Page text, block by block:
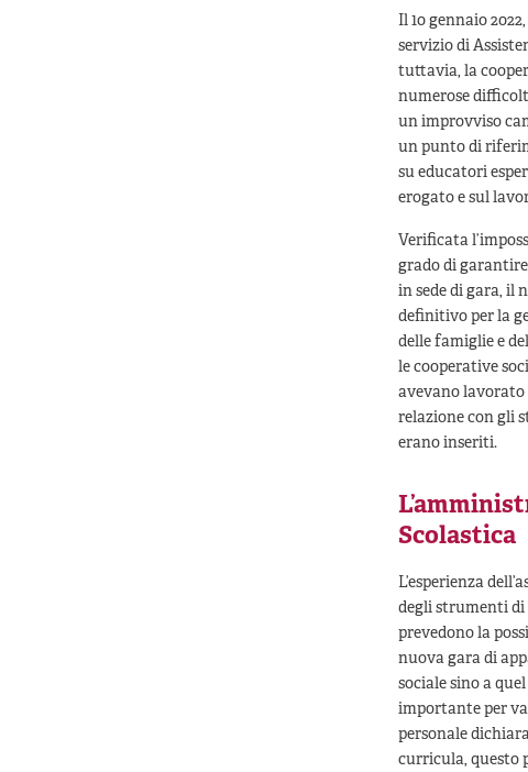
Il 10 gennaio
servizio di
tuttavia, la
numerose
un improvviso
un punto di
su educatori
erogato e sul
Verificata
grado di
in sede di gara, il
definitivo per la
delle famiglie e
le cooperative
avevano lavorato
relazione con gli
erano inseriti.
Scolastica
L’esperienza
degli strumenti di
prevedono la
nuova gara di
sociale sino a
importante per
personale
curricula, questo